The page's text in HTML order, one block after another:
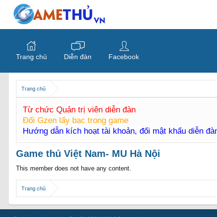
Trang chủ
Từ chức Quản trị viên diễn đàn
Đổi Gzen lấy bạc trong game
Hướng dẫn kích hoạt tài khoản, đổi mật khẩu diễn
Game thủ Việt Nam- MU Hà Nội
This member does not have any content.
Trang chủ
Trang chủ Diễn đàn Facebook